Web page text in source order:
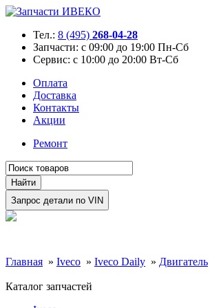
Тел.: 8 (495) 268-04-28
Запчасти: с 09:00 до 19:00 Пн-Сб
Сервис: с 10:00 до 20:00 Вт-Сб
Оплата
Доставка
Контакты
Акции
Ремонт
Главная » Iveco » Iveco Daily » Двигатель
Каталог запчастей